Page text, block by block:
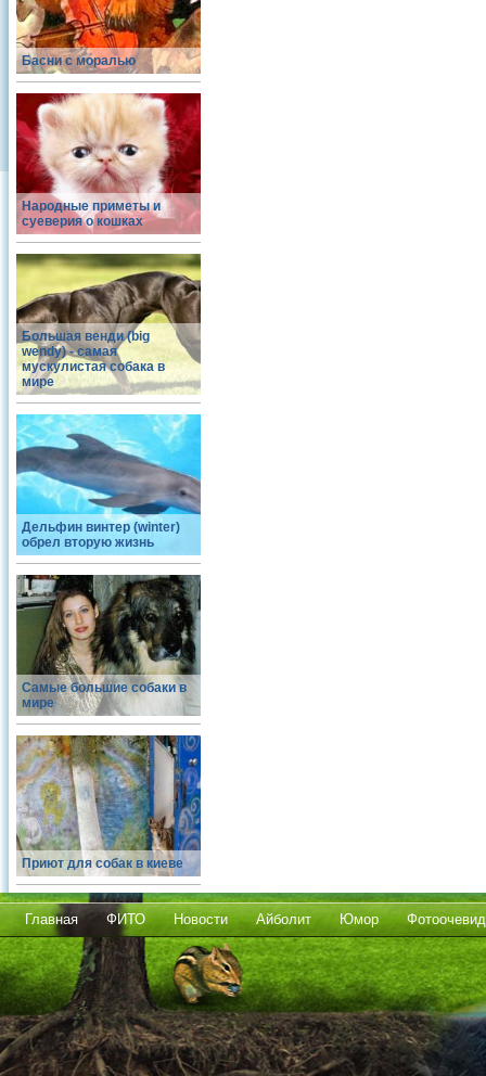
Басни с моралью
Народные приметы и
суеверия о кошках
Большая венди (big
wendy) - самая
мускулистая собака в
мире
Дельфин винтер (winter)
обрел вторую жизнь
Самые большие собаки в
мире
Приют для собак в киеве
Главная ФИТО Новости Айболит Юмор